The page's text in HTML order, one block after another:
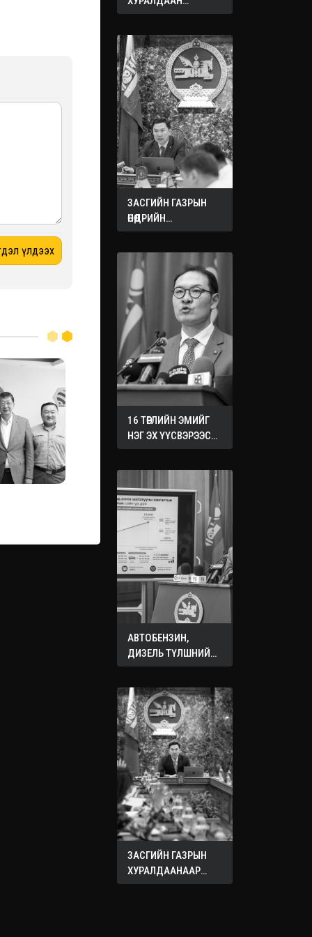
ЭХЭЛЛЭЭ
ЗАСГИЙН ГАЗРЫН
ӨНӨӨДРИЙН
ХУРАЛДААНААС
ШИЙДВЭРҮҮД
16 ТӨРЛИЙН ЭМИЙГ
НЭГ ЭХ ҮҮСВЭРЭЭС
ХУДАЛДАН АВАХ
АВТОБЕНЗИН,
ДИЗЕЛЬ ТҮЛШНИЙ
ОНЦГОЙ АЛБАН
ЗАСГИЙН ГАЗРЫН
ХУРАЛДААНААР
ХЭЛЭЛЦЭЖ БУЙ